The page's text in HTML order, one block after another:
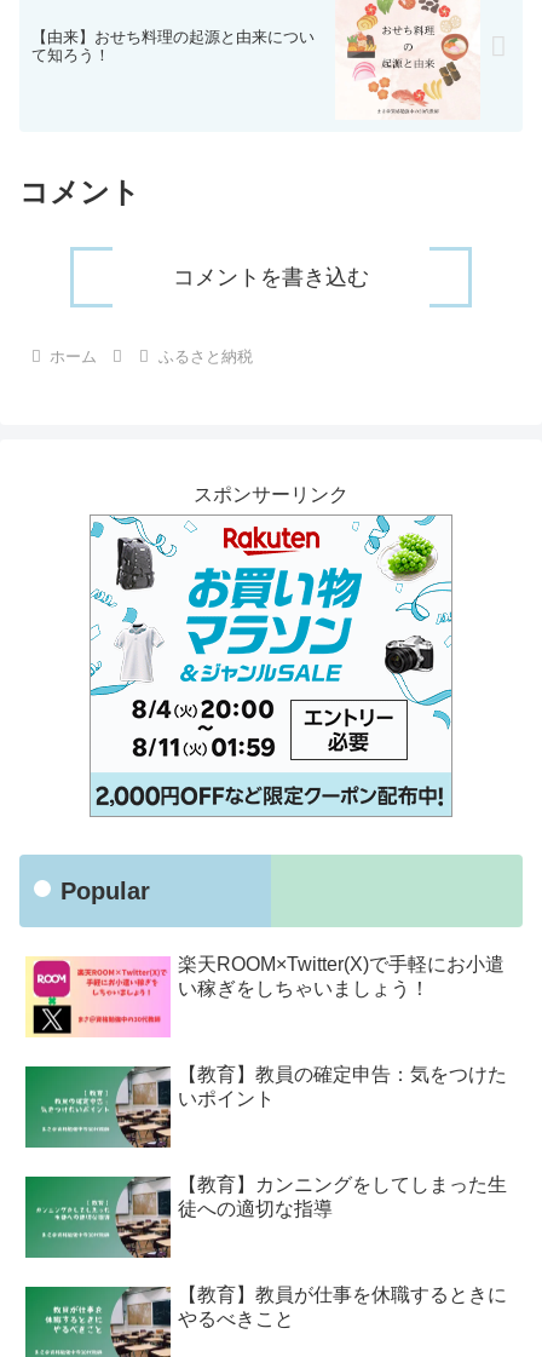
【由来】おせち料理の起源と由来につい
て知ろう！
コメント
コメントを書き込む
ホーム ふるさと納税
スポンサーリンク
Popular
楽天ROOM×Twitter(X)で手軽にお小遣
い稼ぎをしちゃいましょう！
【教育】教員の確定申告：気をつけた
いポイント
【教育】カンニングをしてしまった生
徒への適切な指導
【教育】教員が仕事を休職するときに
やるべきこと